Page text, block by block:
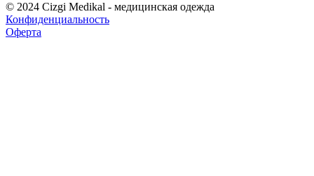
© 2024 Cizgi Medikal - медицинская одежда
Конфиденциальность
Оферта